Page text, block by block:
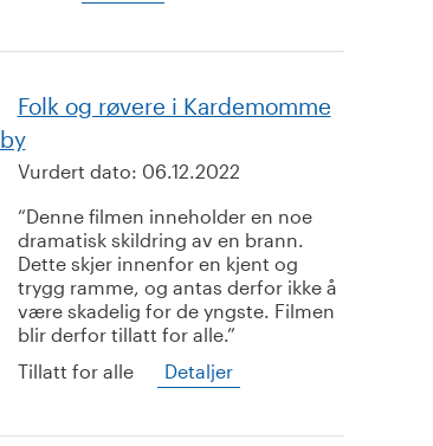
Folk og røvere i Kardemomme
by
Vurdert dato: 06.12.2022
Denne filmen inneholder en noe
dramatisk skildring av en brann.
Dette skjer innenfor en kjent og
trygg ramme, og antas derfor ikke å
være skadelig for de yngste. Filmen
blir derfor tillatt for alle.
Tillatt for alle
Detaljer